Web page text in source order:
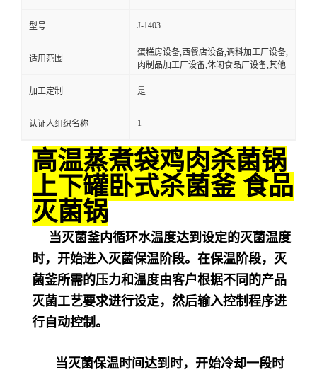
型号 J-1403
适用范围
蛋糕房设备,西餐店设备,调料加工厂设备,
肉制品加工厂设备,休闲食品厂设备,其他
加工定制 是
认证人组织名称 1
高温蒸煮袋鸡肉杀菌锅
上下罐卧式杀菌釜 食品
灭菌锅
当灭菌釜内循环水温度达到设定的灭菌温度
时，开始进入灭菌保温阶段。在保温阶段，灭
菌釜所需的压力和温度由客户根据不同的产品
灭菌工艺要求进行设定，然后输入控制程序进
行自动控制。
当灭菌保温时间达到时，开始冷却一段时